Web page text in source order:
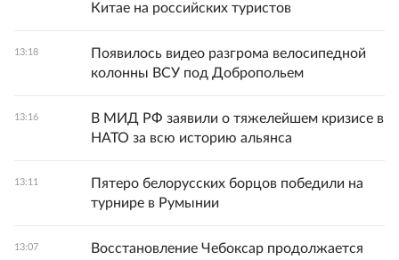
Китае на российских туристов
13:18
Появилось видео разгрома велосипедной
колонны ВСУ под Добропольем
13:16
В МИД РФ заявили о тяжелейшем кризисе в
НАТО за всю историю альянса
13:11
Пятеро белорусских борцов победили на
турнире в Румынии
13:07
Восстановление Чебоксар продолжается